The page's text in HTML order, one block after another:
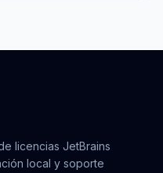
licencias JetBrains
local y soporte